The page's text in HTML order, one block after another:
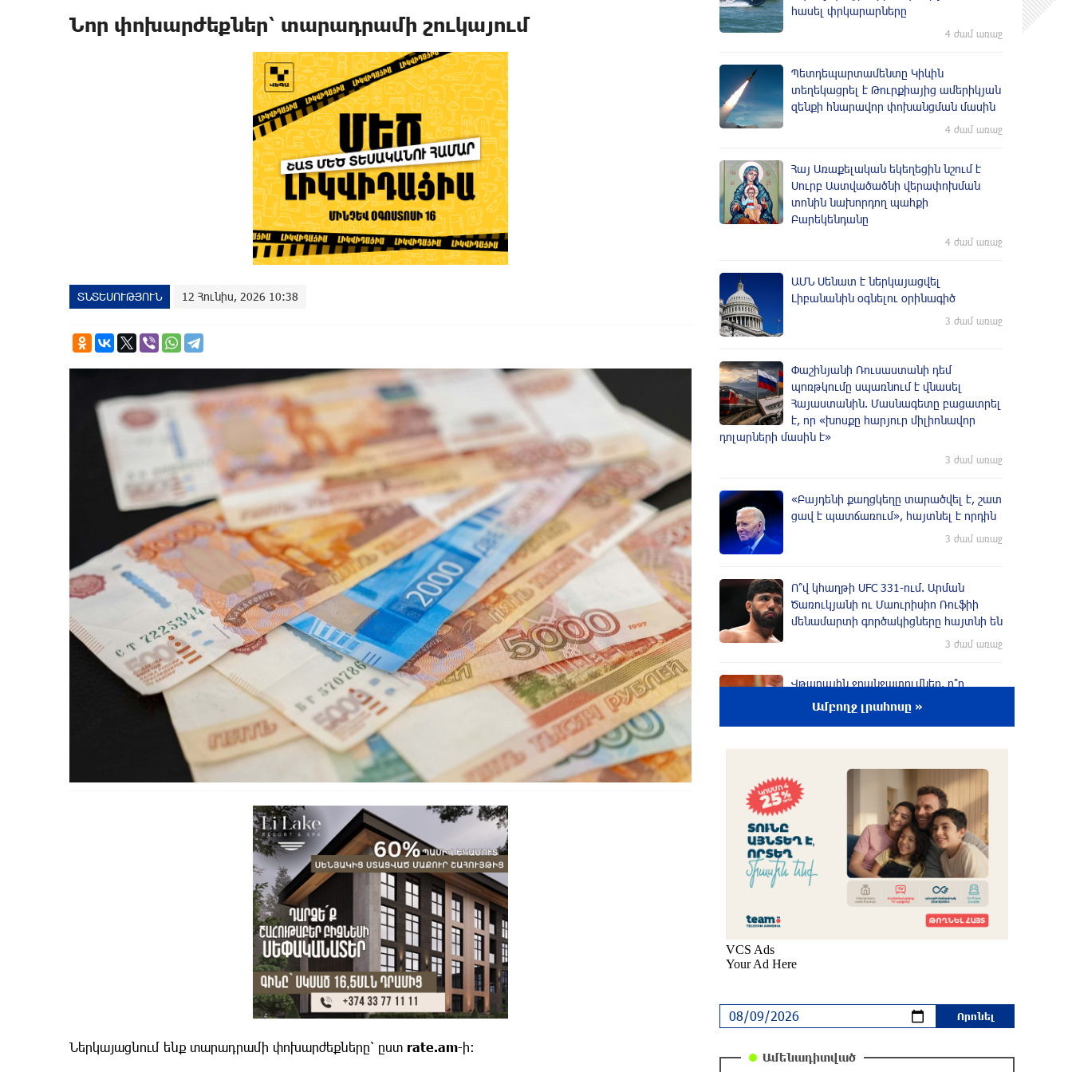
Նոր փոխարժեքներ՝ տարադրամի շուկայում
ՏՆՏԵՍՈՒԹՅՈՒՆ 12 Հունիս, 2026 10:38
Ներկայացնում ենք տարադրամի փոխարժեքները՝ ըստ rate.am-ի:
հասել փրկարարները
4 ժամ առաջ
Պետդեպարտամենտը Կիևին
տեղեկացրել է Թուրքիայից ամերիկյան
զենքի հնարավոր փոխանցման մասին
4 ժամ առաջ
Հայ Առաքելական եկեղեցին նշում է
Սուրբ Աստվածածնի վերափոխման
տոնին նախորդող պահքի
Բարեկենդանը
4 ժամ առաջ
ԱՄՆ Սենատ է ներկայացվել
Լիբանանին օգնելու օրինագիծ
3 ժամ առաջ
Փաշինյանի Ռուսաստանի դեմ
պոռթկումը սպառնում է վնասել
Հայաստանին. Մասնագետը բացատրել
է, որ «խոսքը հարյուր միլիոնավոր
դոլարների մասին է»
3 ժամ առաջ
«Բայդենի քաղցկեղը տարածվել է, շատ
ցավ է պատճառում», հայտնել է որդին
3 ժամ առաջ
Ո՞վ կհաղթի UFC 331-ում. Արման
Ծառուկյանի ու Մաուրիսիո Ռուֆիի
մենամարտի գործակիցները հայտնի են
3 ժամ առաջ
Վթարային ջրանջատումներ. ո՞ր
հասցեներում ջուր չի լինի` օգոստոսի
Տարադրամի փոխարժեքները
օգոստոսի 9-ին
2 ժամ առաջ
ՀՀ տարածքում ավտոճանապարհներն
անցանելի են
2 ժամ առաջ
Պուտինին լուծել արտահանման հետ
2 ժամ առաջ
Երեկոյան ժամերին սպասվում է քամու
ուժգնացում
Ամբողջ լրահոսը »
Ամենադիտված